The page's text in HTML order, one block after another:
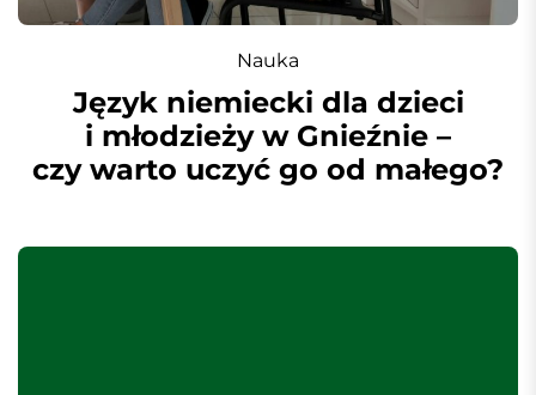
Nauka
Język niemiecki dla dzieci
i młodzieży w Gnieźnie –
czy warto uczyć go od małego?